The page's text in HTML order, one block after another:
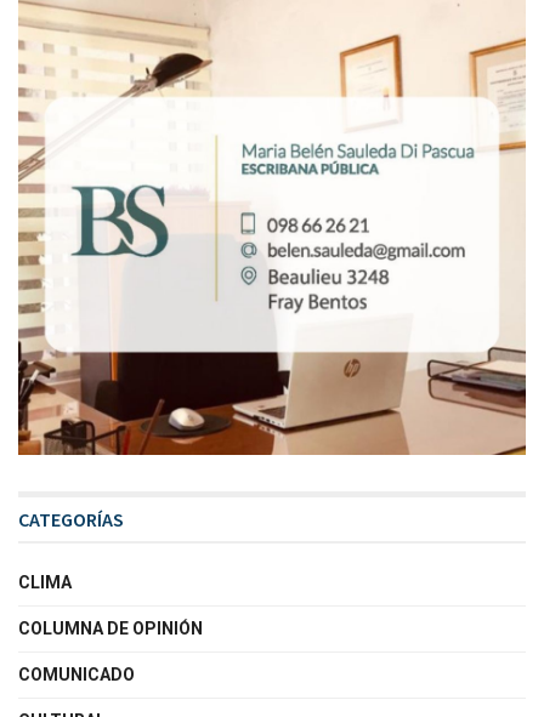
CATEGORÍAS
CLIMA
COLUMNA DE OPINIÓN
COMUNICADO